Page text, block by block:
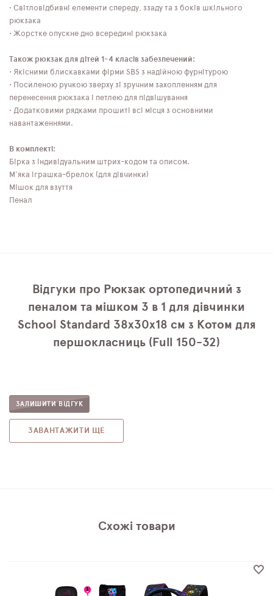
• Світловідбивні елементи спереду, ззаду та з боків шкільного
рюкзака
• Жорстке опускне дно всередині рюкзака
Також рюкзак для дітей 1-4 класів забезпечений:
• Якісними блискавками фірми SBS з надійною фурнітурою
• Посиленою ручкою зверху зі зручним захопленням для
перенесення рюкзака і петлею для підвішування
• Додатковими рядками прошиті всі місця з основними
навантаженнями.
В комплекті:
Бірка з індивідуальним штрих-кодом та описом.
М'яка іграшка-брелок (для дівчинки)
Мішок для взуття
Пенал
Відгуки про Рюкзак ортопедичний з
пеналом та мішком 3 в 1 для дівчинки
School Standard 38х30х18 см з Котом для
першокласниць (Full 150-32)
ЗАЛИШИТИ ВІДГУК
ЗАВАНТАЖИТИ ЩЕ
Схожі товари